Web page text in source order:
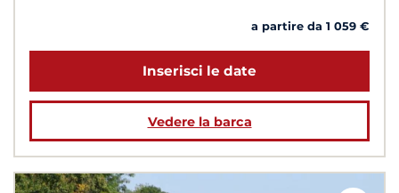
a partire da 1 059 €
Inserisci le date
Vedere la barca